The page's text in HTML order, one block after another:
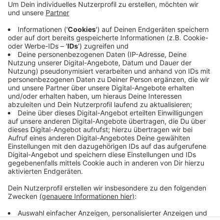
Knapp 300 Menschen haben sich heute neu mit Corona
angesteckt. Die Zahl der Covid-Patienten im
Krankenhaus hat sich im Kreis Viersen nochmal erhöht.
In Krefeld werden im Vergleich zu gestern etwas
weniger Corona-Fälle in einer Klinik behandelt.
Anzeige
Anzeige